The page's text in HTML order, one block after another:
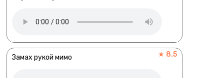
Замах рукой мимо ★ 8.5